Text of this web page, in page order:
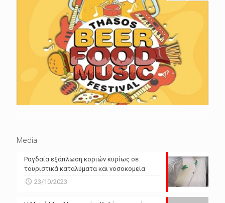
Media
Ραγδαία εξάπλωση κοριών κυρίως σε
τουριστικά καταλύματα και νοσοκομεία
23/10/2023